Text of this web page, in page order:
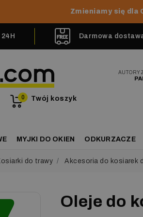
Zmieniamy się dla
Darmowa
Twój koszyk
0
MYJKI DO OKIEN ODKURZACZE
do trawy Akcesoria do kosiarek
Oleje do